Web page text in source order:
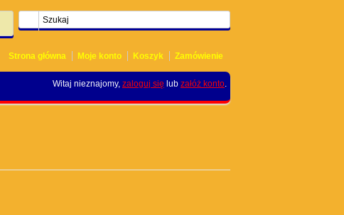
Witaj nieznajomy, zaloguj się lub załóż konto.
Strona główna Moje konto Koszyk Zamówienie